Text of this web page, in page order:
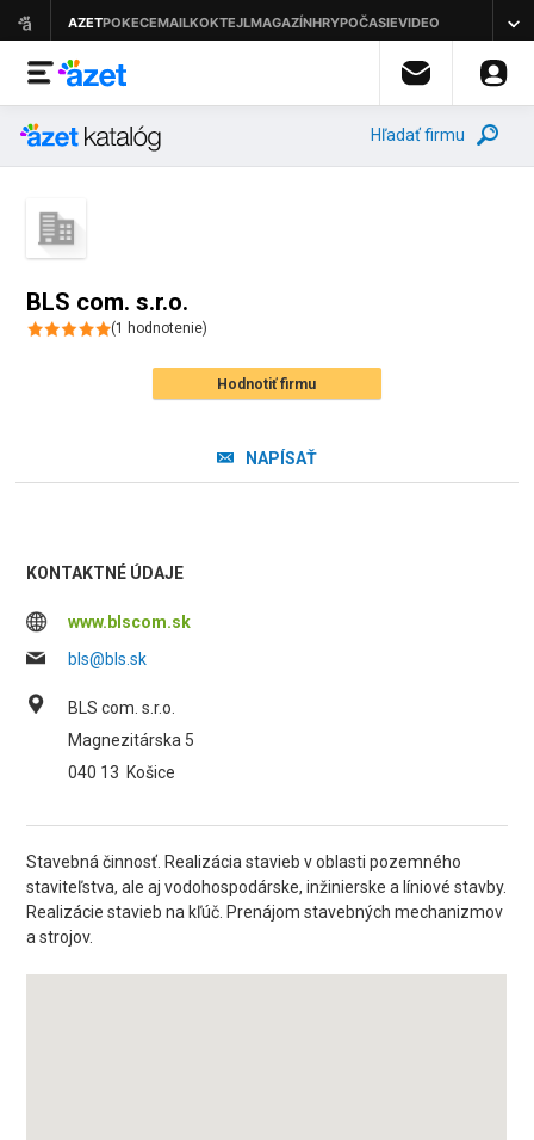
Hľadať firmu
BLS com. s.r.o.
(1 hodnotenie)
Hodnotiť firmu
NAPÍSAŤ
KONTAKTNÉ ÚDAJE
www.blscom.sk
bls@bls.sk
BLS com. s.r.o.
Magnezitárska 5
040 13 Košice
Stavebná činnosť. Realizácia stavieb v oblasti pozemného
staviteľstva, ale aj vodohospodárske, inžinierske a líniové stavby.
Realizácie stavieb na kľúč. Prenájom stavebných mechanizmov
a strojov.